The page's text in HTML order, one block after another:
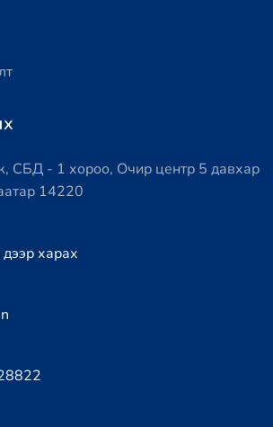
СБД - 1 хороо, Очир центр 5 давхар
14220
харах